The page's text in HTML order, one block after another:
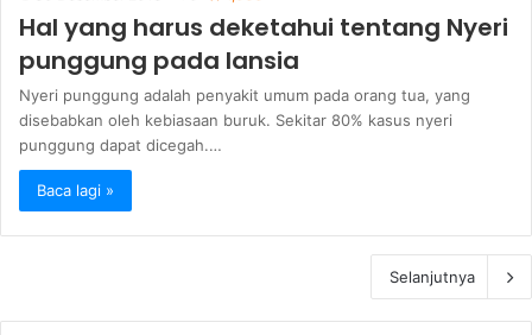
Hal yang harus deketahui tentang Nyeri
punggung pada lansia
Nyeri punggung adalah penyakit umum pada orang tua, yang
disebabkan oleh kebiasaan buruk. Sekitar 80% kasus nyeri
punggung dapat dicegah.…
Baca lagi »
Selanjutnya